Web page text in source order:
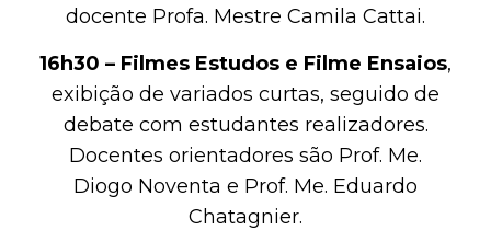
docente Profa. Mestre Camila Cattai.
16h30 – Filmes Estudos e Filme Ensaios,
exibição de variados curtas, seguido de
debate com estudantes realizadores.
Docentes orientadores são Prof. Me.
Diogo Noventa e Prof. Me. Eduardo
Chatagnier.